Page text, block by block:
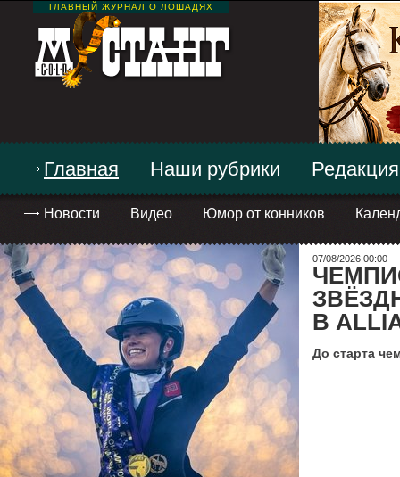
ГЛАВНЫЙ ЖУРНАЛ О ЛОШАДЯХ
Главная
Новости Видео Юмор от конников
Наши рубрики Редакция
07/08/2026 00:00
В
До старта